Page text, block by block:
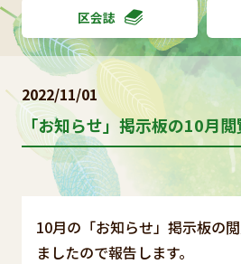
区会誌
2022/11/01
「お知らせ」掲示板の10月
10月の「お知らせ」掲示板の
ましたので報告します。